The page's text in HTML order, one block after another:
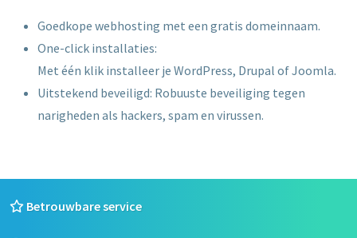
Goedkope webhosting met een gratis domeinnaam.
One-click installaties:
Met één klik installeer je WordPress, Drupal of Joomla.
Uitstekend beveiligd: Robuuste beveiliging tegen
narigheden als hackers, spam en virussen.
Betrouwbare service